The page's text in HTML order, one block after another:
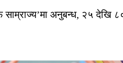
अनुबन्ध, २५ देखि